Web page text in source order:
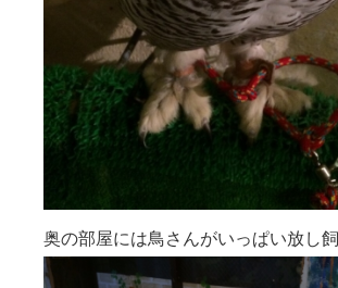
奥の部屋には鳥さんがいっぱい放し